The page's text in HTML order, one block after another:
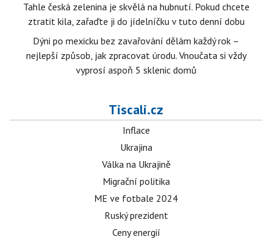
Tahle česká zelenina je skvělá na hubnutí. Pokud chcete
ztratit kila, zařaďte ji do jídelníčku v tuto denní dobu
Dýni po mexicku bez zavařování dělám každý rok –
nejlepší způsob, jak zpracovat úrodu. Vnoučata si vždy
vyprosí aspoň 5 sklenic domů
Tiscali.cz
Inflace
Ukrajina
Válka na Ukrajině
Migrační politika
ME ve fotbale 2024
Ruský prezident
Ceny energií